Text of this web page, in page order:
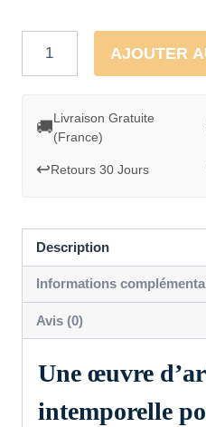
regard de vos invités.
japonaise
soleil
couchant
portrait
femme
asiatique
AJOUTER
🚚 Livraison Gratuite
(France)
↩️ Retours 30 Jours
Description
Informations
Avis (0)
Une œuvre
intemporelle